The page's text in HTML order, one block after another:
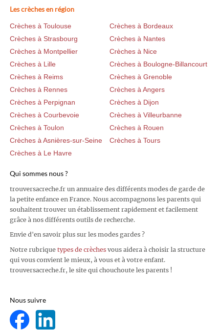
Les crèches en région
Crèches à Toulouse
Crèches à Bordeaux
Crèches à Strasbourg
Crèches à Nantes
Crèches à Montpellier
Crèches à Nice
Crèches à Lille
Crèches à Boulogne-Billancourt
Crèches à Reims
Crèches à Grenoble
Crèches à Rennes
Crèches à Angers
Crèches à Perpignan
Crèches à Dijon
Crèches à Courbevoie
Crèches à Villeurbanne
Crèches à Toulon
Crèches à Rouen
Crèches à Asnières-sur-Seine
Crèches à Tours
Crèches à Le Havre
Qui sommes nous ?
trouversacreche.fr un annuaire des différents modes de garde de
la petite enfance en France. Nous accompagnons les parents qui
souhaitent trouver un établissement rapidement et facilement
grâce à nos différents outils de recherche.
Envie d'en savoir plus sur les modes gardes ?
Notre rubrique types de crèches vous aidera à choisir la structure
qui vous convient le mieux, à vous et à votre enfant.
trouversacreche.fr, le site qui chouchoute les parents !
Nous suivre